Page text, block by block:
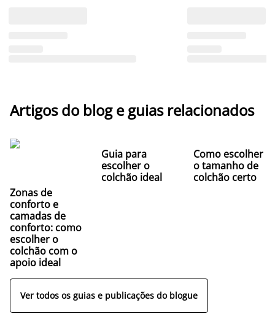
Artigos do blog e guias relacionados
Zonas de
conforto e
camadas de
conforto: como
escolher o
colchão com o
apoio ideal
Guia para
escolher o
colchão ideal
Como escolher
o tamanho de
colchão certo
Ver todos os guias e publicações do blogue